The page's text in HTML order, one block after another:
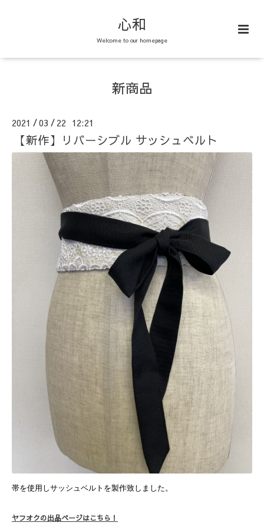
心和
Welcome to our homepage
新商品
2021 /03 / 22 12:21
【新作】リバーシブル サッシュベルト
帯を使用しサッシュベルトを製作致しました。
ヤフオクの出品ページはこちら！